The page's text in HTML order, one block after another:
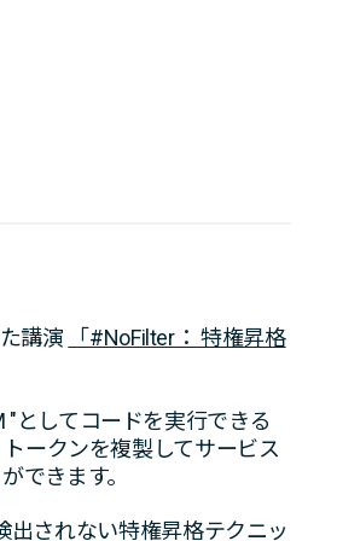
講演 「#NoFilter： 特権昇格
"としてコードを実行できる
ークンを複製してサービス
できます。
されない特権昇格テクニッ